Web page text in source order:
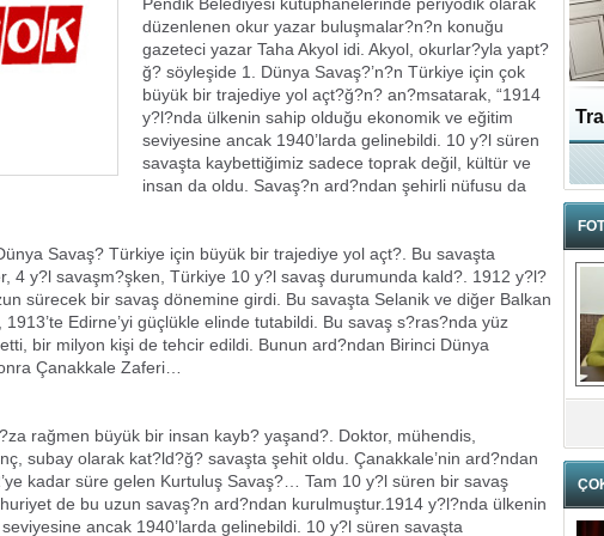
düzenlenen okur yazar buluşmalar?n?n konuğu
gazeteci yazar Taha Akyol idi. Akyol, okurlar?yla yapt?
ğ? söyleşide 1. Dünya Savaş?’n?n Türkiye için çok
büyük bir trajediye yol açt?ğ?n? an?msatarak, “1914
y?l?nda ülkenin sahip olduğu ekonomik ve eğitim
seviyesine ancak 1940’larda gelinebildi. 10 y?l süren
savaşta kaybettiğimiz sadece toprak değil, kültür ve
insan da oldu. Savaş?n ard?ndan şehirli nüfusu da
Savaş? Türkiye için büyük bir trajediye yol açt?. Bu savaşta
4 y?l savaşm?şken, Türkiye 10 y?l savaş durumunda kald?. 1912 y?l?
sürecek bir savaş dönemine girdi. Bu savaşta Selanik ve diğer Balkan
Edirne’yi güçlükle elinde tutabildi. Bu savaş s?ras?nda yüz
bir milyon kişi de tehcir edildi. Bunun ard?ndan Birinci Dünya
Çanakkale Zaferi…
rağmen büyük bir insan kayb? yaşand?. Doktor, mühendis,
subay olarak kat?ld?ğ? savaşta şehit oldu. Çanakkale’nin ard?ndan
kadar süre gelen Kurtuluş Savaş?… Tam 10 y?l süren bir savaş
de bu uzun savaş?n ard?ndan kurulmuştur.1914 y?l?nda ülkenin
ancak 1940’larda gelinebildi. 10 y?l süren savaşta